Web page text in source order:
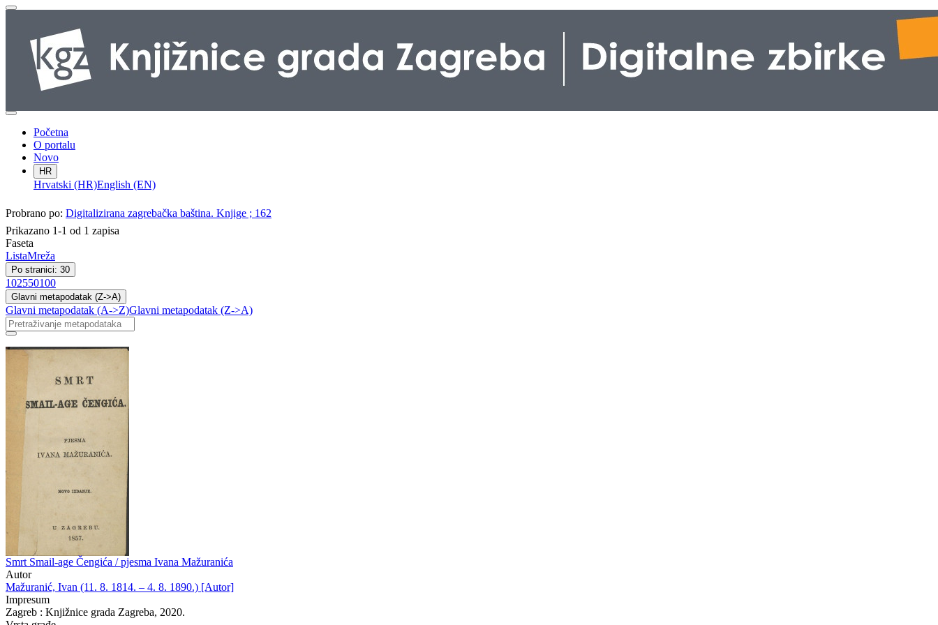
Početna
O portalu
Novo
HR
Hrvatski (HR)English (EN)
Probrano po: Digitalizirana zagrebačka baština. Knjige ; 162
Prikazano 1-1 od 1 zapisa
Faseta
ListaMreža
Po stranici: 30
102550100
Glavni metapodatak (Z->A)
Glavni metapodatak (A->Z)Glavni metapodatak (Z->A)
Smrt Smail-age Čengića / pjesma Ivana Mažuranića
Autor
Mažuranić, Ivan (11. 8. 1814. – 4. 8. 1890.) [Autor]
Impresum
Zagreb : Knjižnice grada Zagreba, 2020.